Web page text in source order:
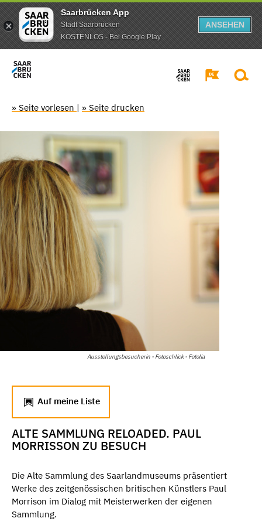
Saarbrücken App
Stadt Saarbrücken
KOSTENLOS - Bei Google Play
ANSEHEN
» Seite vorlesen | » Seite drucken
Ausstellungsbesucherin - Fotoschlick - Fotolia
Auf meine Liste
ALTE SAMMLUNG RELOADED. PAUL
MORRISSON ZU BESUCH
Die Alte Sammlung des Saarlandmuseums präsentiert
Werke des zeitgenössischen britischen Künstlers Paul
Morrison im Dialog mit Meisterwerken der eigenen
Sammlung.